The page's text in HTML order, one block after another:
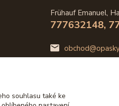
Frühauf Emanuel,
777632148,
souhlasu také ke